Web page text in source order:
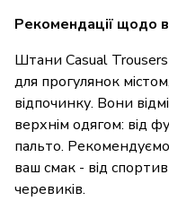
Рекомендації щодо
Штани Casual Trousers
для прогулянок
відпочинку. Вони
верхнім одягом: від
пальто.
ваш смак - від
черевиків.